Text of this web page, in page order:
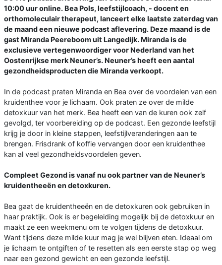
10:00 uur online. Bea Pols, leefstijlcoach, - docent en
orthomoleculair therapeut, lanceert elke laatste zaterdag van
de maand een nieuwe podcast aflevering. Deze maand is de
gast Miranda Peereboom uit Langedijk. Miranda is de
exclusieve vertegenwoordiger voor Nederland van het
Oostenrijkse merk Neuner’s. Neuner’s heeft een aantal
gezondheidsproducten die Miranda verkoopt.
In de podcast praten Miranda en Bea over de voordelen van een
kruidenthee voor je lichaam. Ook praten ze over de milde
detoxkuur van het merk. Bea heeft een van de kuren ook zelf
gevolgd, ter voorbereiding op de podcast. Een gezonde leefstijl
krijg je door in kleine stappen, leefstijlveranderingen aan te
brengen. Frisdrank of koffie vervangen door een kruidenthee
kan al veel gezondheidsvoordelen geven.
Compleet Gezond is vanaf nu ook partner van de Neuner’s
kruidentheeën en detoxkuren.
Bea gaat de kruidentheeën en de detoxkuren ook gebruiken in
haar praktijk. Ook is er begeleiding mogelijk bij de detoxkuur en
maakt ze een weekmenu om te volgen tijdens de detoxkuur.
Want tijdens deze milde kuur mag je wel blijven eten. Ideaal om
je lichaam te ontgiften of te resetten als een eerste stap op weg
naar een gezond gewicht en een gezonde leefstijl.